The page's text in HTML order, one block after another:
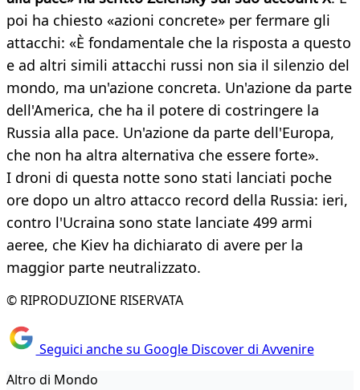
poi ha chiesto «azioni concrete» per fermare gli
attacchi: «È fondamentale che la risposta a questo
e ad altri simili attacchi russi non sia il silenzio del
mondo, ma un'azione concreta. Un'azione da parte
dell'America, che ha il potere di costringere la
Russia alla pace. Un'azione da parte dell'Europa,
che non ha altra alternativa che essere forte».​
I droni di questa notte sono stati lanciati poche
ore dopo un altro attacco record della Russia: ieri,
contro l'Ucraina sono state lanciate 499 armi
aeree, che Kiev ha dichiarato di avere per la
maggior parte neutralizzato.
© RIPRODUZIONE RISERVATA
Seguici anche su Google Discover di Avvenire
Altro di Mondo